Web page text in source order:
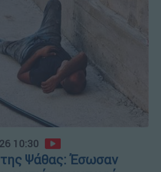
10:30
της Ψάθας: Έσωσαν